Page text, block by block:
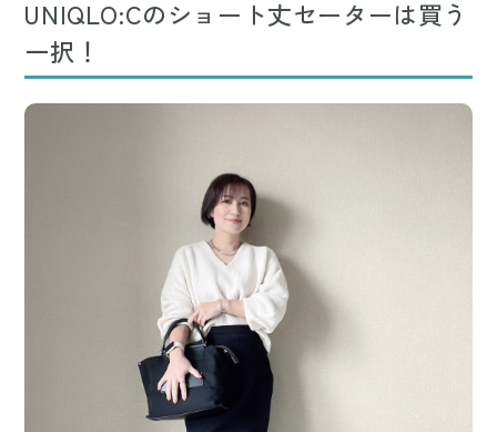
UNIQLO:Cのショート丈セーターは買う
一択！